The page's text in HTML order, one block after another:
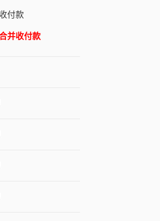
付款
并收付款